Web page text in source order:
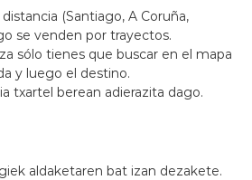
(Santiago, A Coruña,
se venden por trayectos.
sólo tienes que buscar en el mapa
y luego el destino.
txartel berean adierazita dago.
aldaketaren bat izan dezakete.